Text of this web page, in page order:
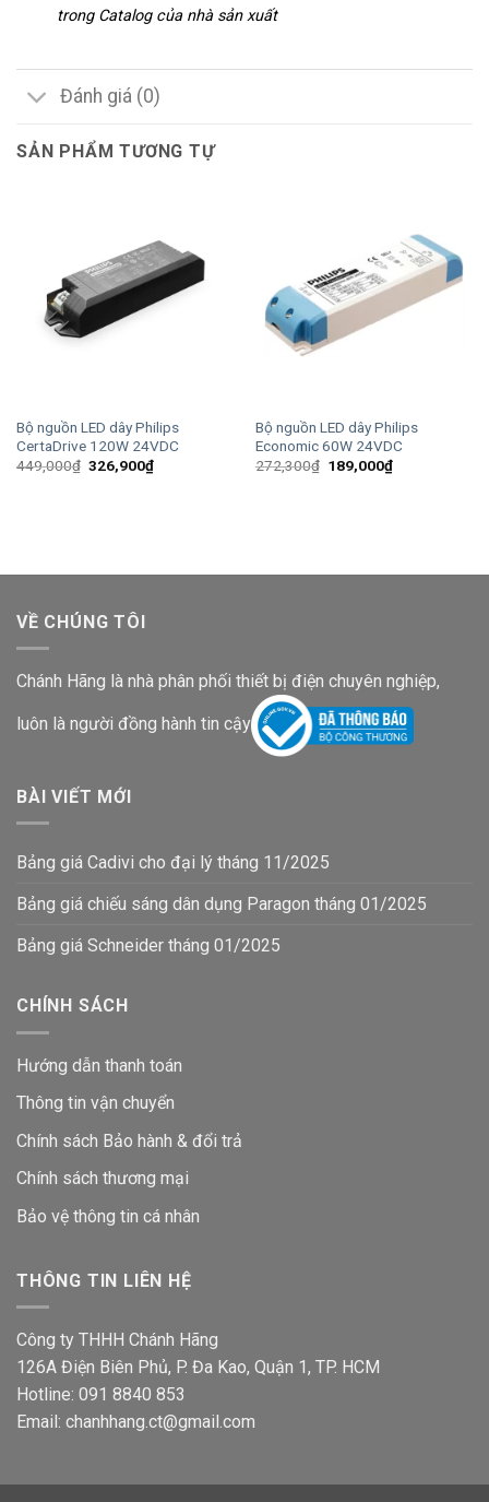
trong Catalog của nhà sản xuất
Đánh giá (0)
SẢN PHẨM TƯƠNG TỰ
Bộ nguồn LED dây Philips
CertaDrive 120W 24VDC
449,000₫ Giá
326,900₫Giá
hiện
Bộ nguồn LED dây Philips
Economic 60W 24VDC
272,300₫ Giá
189,000₫Giá
hiện
VỀ CHÚNG TÔI
Chánh Hãng là nhà phân phối thiết bị điện chuyên nghiệp,
luôn là người đồng hành tin cậy
BÀI VIẾT MỚI
Bảng giá Cadivi cho đại lý tháng 11/2025
Bảng giá chiếu sáng dân dụng Paragon tháng 01/2025
Bảng giá Schneider tháng 01/2025
CHÍNH SÁCH
Hướng dẫn thanh toán
Thông tin vận chuyển
Chính sách Bảo hành & đổi trả
Chính sách thương mại
Bảo vệ thông tin cá nhân
THÔNG TIN LIÊN HỆ
Công ty THHH Chánh Hãng
126A Điện Biên Phủ, P. Đa Kao, Quận 1, TP. HCM
Hotline: 091 8840 853
Email: chanhhang.ct@gmail.com